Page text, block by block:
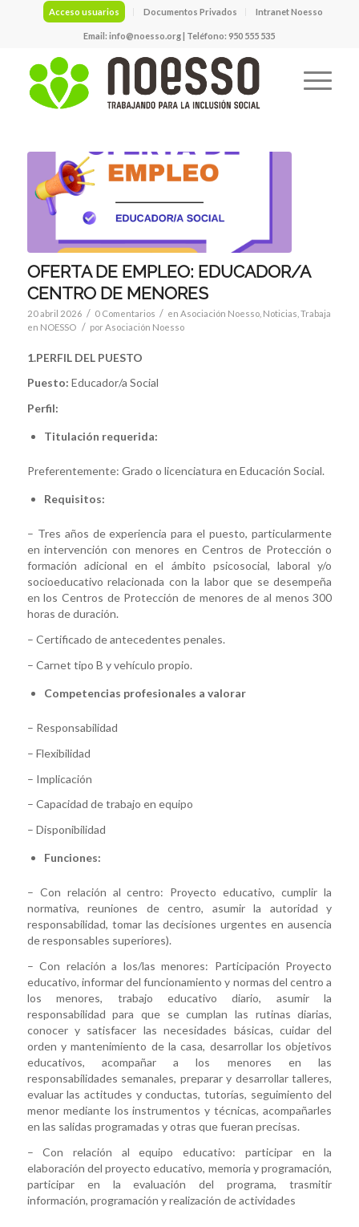
Acceso usuarios Documentos Privados Intranet Noesso
Email:info@noesso.org| Teléfono: 950 555 535
OFERTA DE EMPLEO: EDUCADOR/A
CENTRO DE MENORES
20 abril 2026 / 0 Comentarios / en Asociación Noesso, Noticias Trabaja
en NOESSO / porAsociación Noesso
1.PERFIL DEL PUESTO
Puesto: Educador/a Social
Perfil:
Titulación requerida:
Preferentemente: Grado o licenciatura en Educación Social.
Requisitos:
– Tres años de experiencia para el puesto, particularmente
en intervención con menores en Centros de Protección o
formación adicional en el ámbito psicosocial, laboral y/o
socioeducativo relacionada con la labor que se desempeña
en los Centros de Protección de menores de al menos 300
horas de duración.
– Certificado de antecedentes penales.
– Carnet tipo B y vehículo propio.
Competencias profesionales a valorar
– Responsabilidad
– Flexibilidad
– Implicación
– Capacidad de trabajo en equipo
– Disponibilidad
Funciones:
– Con relación al centro: Proyecto educativo, cumplir la
normativa, reuniones de centro, asumir la autoridad y
responsabilidad, tomar las decisiones urgentes en ausencia
de responsables superiores).
– Con relación a los/las menores: Participación Proyecto
educativo, informar del funcionamiento y normas del centro a
los menores, trabajo educativo diario, asumir la
responsabilidad para que se cumplan las rutinas diarias,
conocer y satisfacer las necesidades básicas, cuidar del
orden y mantenimiento de la casa, desarrollar los objetivos
educativos, acompañar a los menores en las
responsabilidades semanales, preparar y desarrollar talleres,
evaluar las actitudes y conductas, tutorías, seguimiento del
menor mediante los instrumentos y técnicas, acompañarles
en las salidas programadas y otras que fueran precisas.
– Con relación al equipo educativo: participar en la
elaboración del proyecto educativo, memoria y programación,
participar en la evaluación del programa, trasmitir
información, programación y realización de actividades